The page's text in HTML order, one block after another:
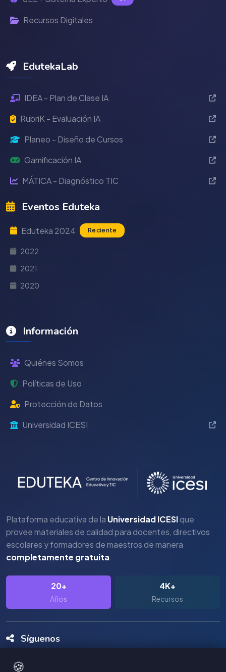
🍪
Recursos Digitales
EdutekaLab
IDEA - Plan de Clase IA
RubriK - Evaluación IA
Planeo - Diseño de Cursos
Gamificación IA
MÁTICA - Diagnóstico TIC
Eventos Eduteka
Eduteka 2024 Reciente
2022
2021
2020
Información
Quiénes Somos
Políticas de Uso
Protección de Datos
Universidad ICESI
Plataforma educativa de la Universidad ICESIque
provee materiales de calidad para docentes, directivos
escolares y formadores de maestros de manera
completamente gratuita.
20+
Años
4K+
Recursos
Síguenos